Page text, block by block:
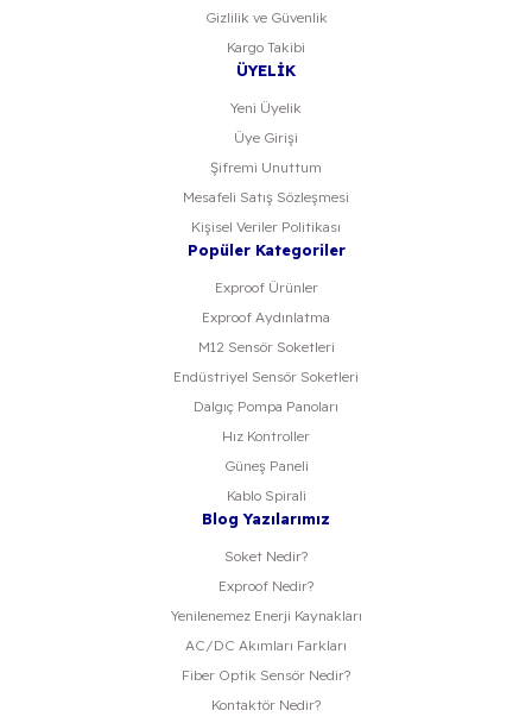
Gizlilik ve Güvenlik
Kargo Takibi
ÜYELİK
Yeni Üyelik
Üye Girişi
Şifremi Unuttum
Mesafeli Satış Sözleşmesi
Kişisel Veriler Politikası
Popüler Kategoriler
Exproof Ürünler
Exproof Aydınlatma
M12 Sensör Soketleri
Endüstriyel Sensör Soketleri
Dalgıç Pompa Panoları
Hız Kontroller
Güneş Paneli
Kablo Spirali
Blog Yazılarımız
Soket Nedir?
Exproof Nedir?
Yenilenemez Enerji Kaynakları
AC/DC Akımları Farkları
Fiber Optik Sensör Nedir?
Kontaktör Nedir?